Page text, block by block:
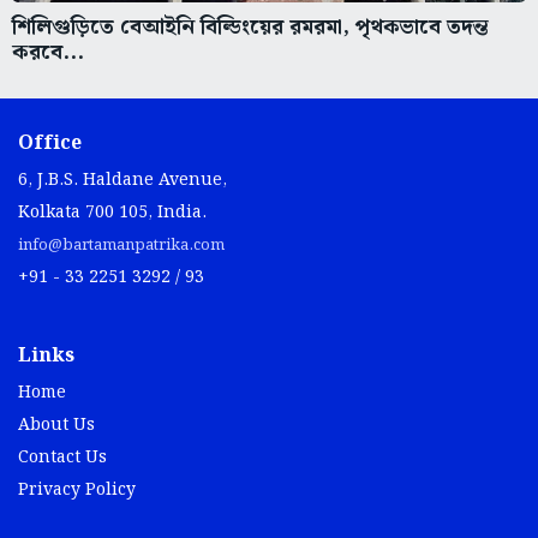
শিলিগুড়িতে বেআইনি বিল্ডিংয়ের রমরমা, পৃথকভাবে তদন্ত
করবে...
Office
6, J.B.S. Haldane Avenue,
Kolkata 700 105, India.
info@bartamanpatrika.com
+91 - 33 2251 3292 / 93
Links
Home
About Us
Contact Us
Privacy Policy